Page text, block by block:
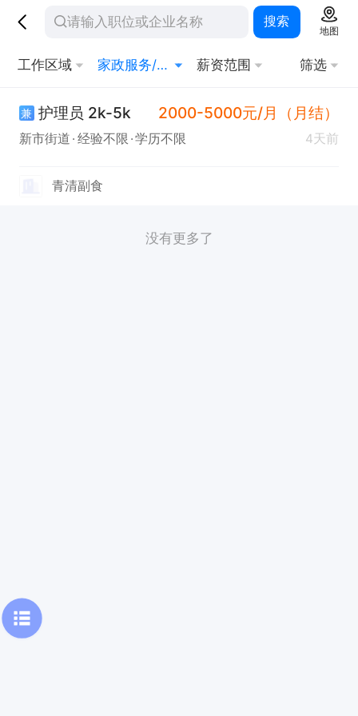
搜索
地图
工作区域 家政服务/育婴 薪资范围 筛选
兼 护理员 2k-5k 2000-5000元/月（月结）
新市街道 经验不限 学历不限 4天前
青清副食
没有更多了